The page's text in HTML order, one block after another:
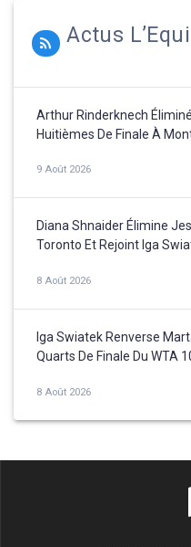
Actus
Arthur Rinderknech
Huitièmes De Finale À
9 Août 2026
Diana Shnaider Élimine
Toronto Et Rejoint Iga
8 Août 2026
Iga Swiatek Renverse
Quarts De Finale Du WTA
8 Août 2026